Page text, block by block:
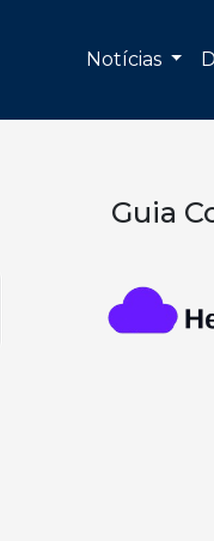
Notícias
Guia